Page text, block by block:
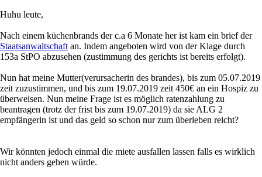
Huhu leute,
Nach einem küchenbrands der c.a 6 Monate her ist kam ein brief der
Staatsanwaltschaft an. Indem angeboten wird von der Klage durch
153a StPO abzusehen (zustimmung des gerichts ist bereits erfolgt).
Nun hat meine Mutter(verursacherin des brandes), bis zum 05.07.2019
zeit zuzustimmen, und bis zum 19.07.2019 zeit 450€ an ein Hospiz zu
überweisen. Nun meine Frage ist es möglich ratenzahlung zu
beantragen (trotz der frist bis zum 19.07.2019) da sie ALG 2
empfängerin ist und das geld so schon nur zum überleben reicht?
Wir könnten jedoch einmal die miete ausfallen lassen falls es wirklich
nicht anders gehen würde.